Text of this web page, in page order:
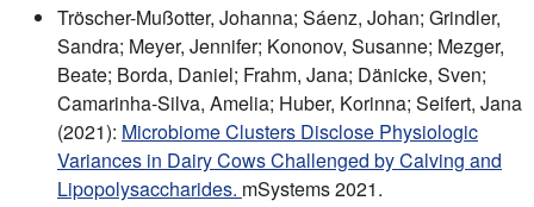
Tröscher-Mußotter, Johanna; Sáenz, Johan; Grindler,
Sandra; Meyer, Jennifer; Kononov, Susanne; Mezger,
Beate; Borda, Daniel; Frahm, Jana; Dänicke, Sven;
Camarinha-Silva, Amelia; Huber, Korinna; Seifert, Jana
(2021): Microbiome Clusters Disclose Physiologic
Variances in Dairy Cows Challenged by Calving and
Lipopolysaccharides. mSystems 2021.